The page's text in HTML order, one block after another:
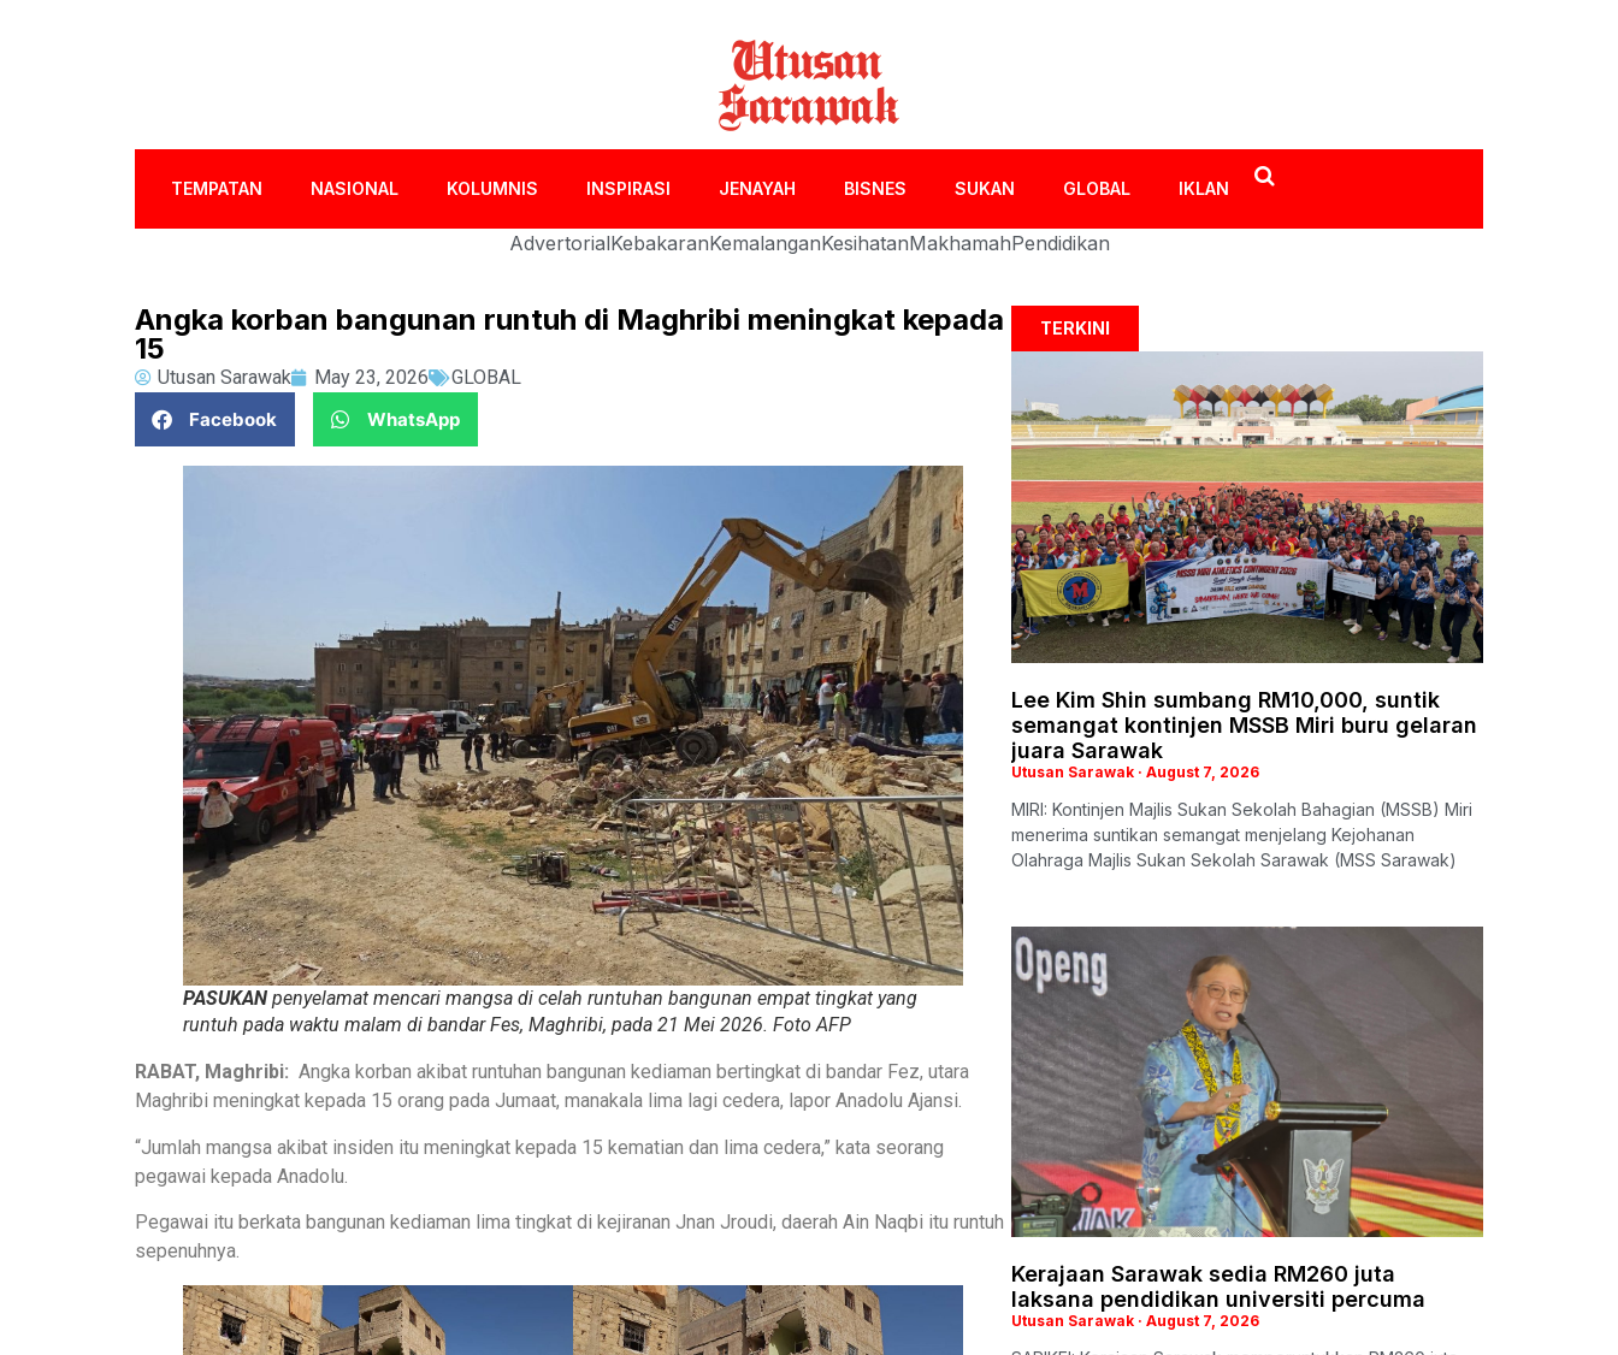
TEMPATAN NASIONAL KOLUMNIS INSPIRASI JENAYAH BISNES SUKAN GLOBAL IKLAN
AdvertorialKebakaranKemalanganKesihatanMakhamahPendidikan
Angka korban bangunan runtuh di Maghribi meningkat kepada
15
Utusan Sarawak May 23, 2026
GLOBAL
Facebook
WhatsApp
PASUKAN penyelamat mencari mangsa di celah runtuhan bangunan empat tingkat yang
runtuh pada waktu malam di bandar Fes, Maghribi, pada 21 Mei 2026. Foto AFP
RABAT, Maghribi: Angka korban akibat runtuhan bangunan kediaman bertingkat di bandar Fez, utara
Maghribi meningkat kepada 15 orang pada Jumaat, manakala lima lagi cedera, lapor Anadolu Ajansi.
“Jumlah mangsa akibat insiden itu meningkat kepada 15 kematian dan lima cedera,” kata seorang
pegawai kepada Anadolu.
Pegawai itu berkata bangunan kediaman lima tingkat di kejiranan Jnan Jroudi, daerah Ain Naqbi itu runtuh
sepenuhnya.
TERKINI
Lee Kim Shin sumbang RM10,000, suntik
semangat kontinjen MSSB Miri buru gelaran
juara Sarawak
Utusan Sarawak August 7, 2026
MIRI: Kontinjen Majlis Sukan Sekolah Bahagian (MSSB) Miri
menerima suntikan semangat menjelang Kejohanan
Olahraga Majlis Sukan Sekolah Sarawak (MSS Sarawak)
Kerajaan Sarawak sedia RM260 juta
laksana pendidikan universiti percuma
Utusan Sarawak August 7, 2026